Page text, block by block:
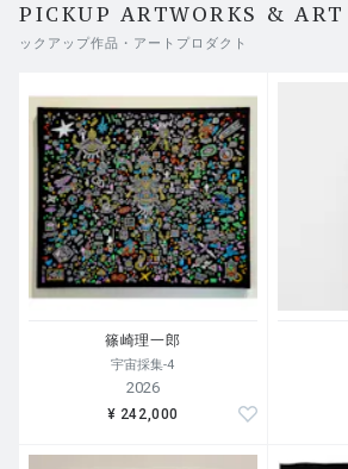
PICKUP ARTWORKS & ART
ックアップ作品・アートプロダクト
篠崎理一郎
宇宙採集-4
2026
¥ 242,000